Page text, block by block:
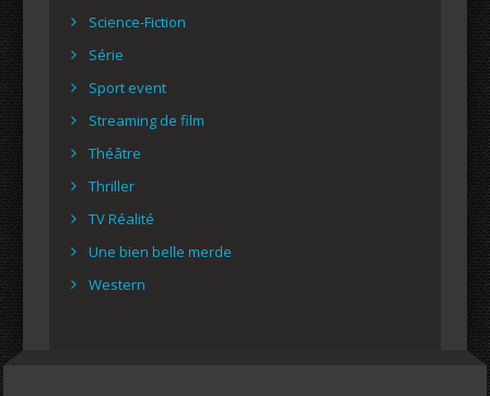
Science-Fiction
Série
Sport event
Streaming de film
Théâtre
Thriller
TV Réalité
Une bien belle merde
Western